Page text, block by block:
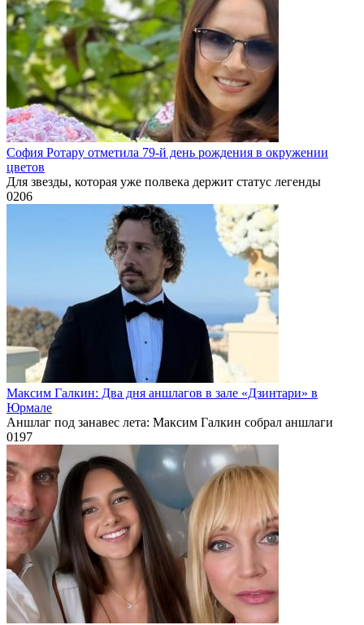
София Ротару отметила 79-й день рождения в окружении
цветов
Для звезды, которая уже полвека держит статус легенды
0206
Максим Галкин: Два дня аншлагов в зале «Дзинтари» в
Юрмале
Аншлаг под занавес лета: Максим Галкин собрал аншлаги
0197